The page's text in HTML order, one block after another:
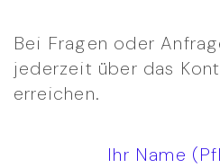
Bei Fragen oder
jederzeit über das
erreichen.
Ihr Name